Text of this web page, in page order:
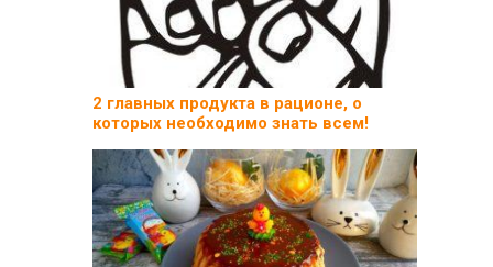
2 главных продукта в рационе, о
которых необходимо знать всем!